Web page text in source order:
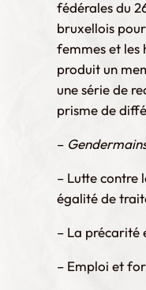
fédérales du
bruxellois
femmes et les
produit un
une série de
prisme de
–
– Lutte contre
égalité de
– La précarité
– Emploi et